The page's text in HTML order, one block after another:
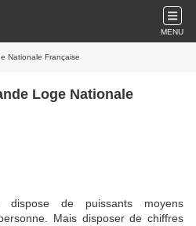
MENU
Nationale Française
Loge Nationale
dispose de puissants moyens
Mais disposer de chiffres